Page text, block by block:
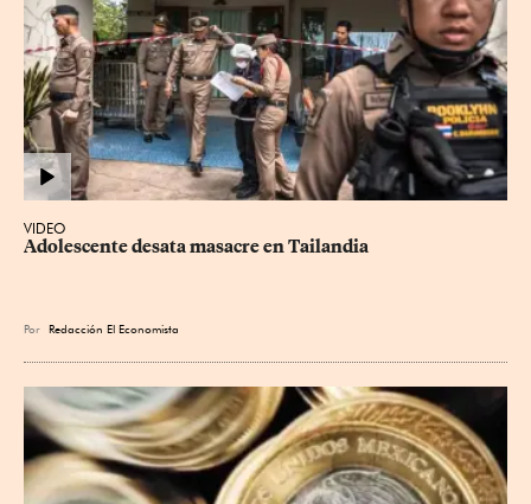
VIDEO
Adolescente desata masacre en Tailandia
Por Redacción El Economista